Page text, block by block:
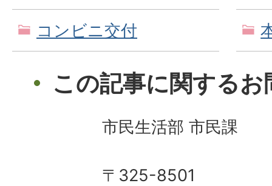
コンビニ交付
この記事に関する
市民生活部 市民課
〒325-8501